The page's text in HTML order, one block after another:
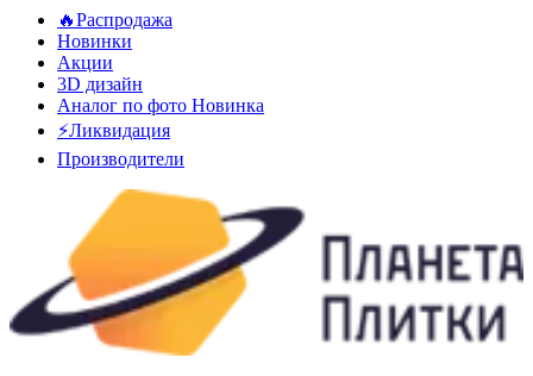
🔥Распродажа
Новинки
Акции
3D дизайн
Аналог по фото Новинка
⚡Ликвидация
Производители